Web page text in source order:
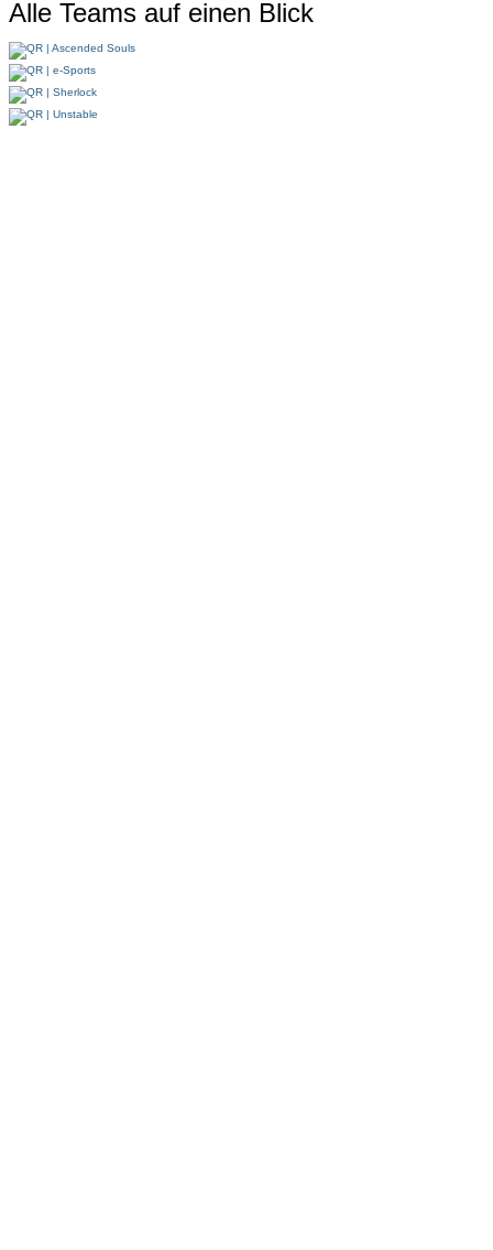
Alle Teams auf einen Blick